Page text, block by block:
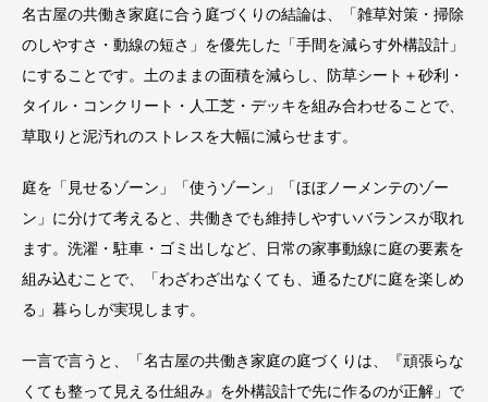
名古屋の共働き家庭に合う庭づくりの結論は、「雑草対策・掃除
のしやすさ・動線の短さ」を優先した「手間を減らす外構設計」
にすることです。土のままの面積を減らし、防草シート＋砂利・
タイル・コンクリート・人工芝・デッキを組み合わせることで、
草取りと泥汚れのストレスを大幅に減らせます。
庭を「見せるゾーン」「使うゾーン」「ほぼノーメンテのゾー
ン」に分けて考えると、共働きでも維持しやすいバランスが取れ
ます。洗濯・駐車・ゴミ出しなど、日常の家事動線に庭の要素を
組み込むことで、「わざわざ出なくても、通るたびに庭を楽しめ
る」暮らしが実現します。
一言で言うと、「名古屋の共働き家庭の庭づくりは、『頑張らな
くても整って見える仕組み』を外構設計で先に作るのが正解」で